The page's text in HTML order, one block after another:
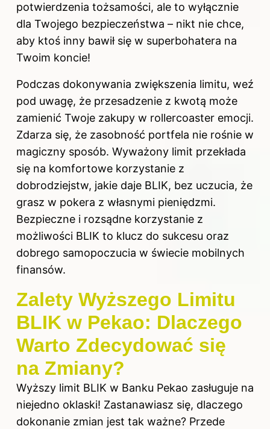
potwierdzenia tożsamości, ale to wyłącznie
dla Twojego bezpieczeństwa – nikt nie chce,
aby ktoś inny bawił się w superbohatera na
Twoim koncie!
Podczas dokonywania zwiększenia limitu, weź
pod uwagę, że przesadzenie z kwotą może
zamienić Twoje zakupy w rollercoaster emocji.
Zdarza się, że zasobność portfela nie rośnie w
magiczny sposób. Wyważony limit przekłada
się na komfortowe korzystanie z
dobrodziejstw, jakie daje BLIK, bez uczucia, że
grasz w pokera z własnymi pieniędzmi.
Bezpieczne i rozsądne korzystanie z
możliwości BLIK to klucz do sukcesu oraz
dobrego samopoczucia w świecie mobilnych
finansów.
Zalety Wyższego Limitu
BLIK w Pekao: Dlaczego
Warto Zdecydować się
na Zmiany?
Wyższy limit BLIK w Banku Pekao zasługuje na
niejedno oklaski! Zastanawiasz się, dlaczego
dokonanie zmian jest tak ważne? Przede